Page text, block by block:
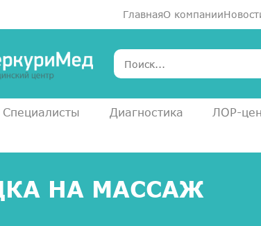
ГлавнаяО компании
Специалисты Диагностика ЛОР-
НА МАССАЖ